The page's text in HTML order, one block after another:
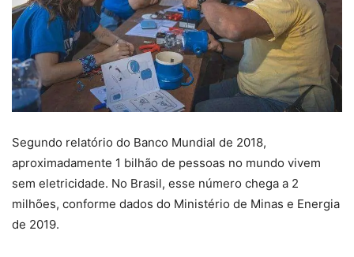
Segundo relatório do Banco Mundial de 2018,
aproximadamente 1 bilhão de pessoas no mundo vivem
sem eletricidade. No Brasil, esse número chega a 2
milhões, conforme dados do Ministério de Minas e Energia
de 2019.